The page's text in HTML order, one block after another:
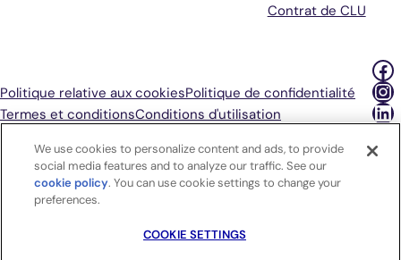
Contrat de CLU
Politique relative aux cookiesPolitique de confidentialité
Termes et conditionsConditions d'utilisation
Incorporated). Tous droits réservés. |COOKIE SETTINGS
We use cookies to personalize content and ads, to provide
social media features and to analyze our traffic. See our
cookie policy(opens in a new tab)
. You can use cookie settings to change your
preferences.
COOKIE SETTINGS